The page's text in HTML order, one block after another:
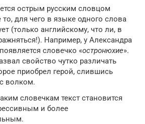
острым русским словцом
то, для чего в языке одного слова
(только английскому, что ли, в
Например, у Александра
словечко «остронюхие».
свойство чутко различать
приобрел герой, слившись
волком.
словечкам текст становится
и более